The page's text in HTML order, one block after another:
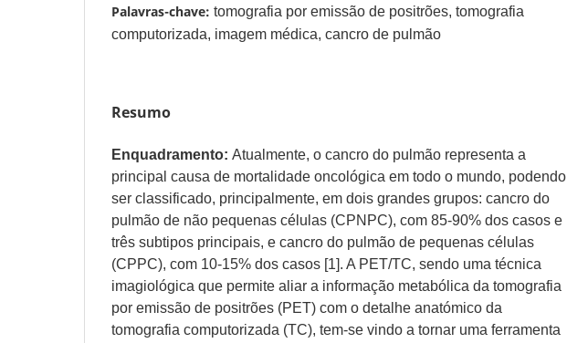
Palavras-chave: tomografia por emissão de positrões, tomografia
computorizada, imagem médica, cancro de pulmão
Resumo
Enquadramento: Atualmente, o cancro do pulmão representa a
principal causa de mortalidade oncológica em todo o mundo, podendo
ser classificado, principalmente, em dois grandes grupos: cancro do
pulmão de não pequenas células (CPNPC), com 85-90% dos casos e
três subtipos principais, e cancro do pulmão de pequenas células
(CPPC), com 10-15% dos casos [1]​. A PET/TC, sendo uma técnica
imagiológica que permite aliar a informação metabólica da tomografia
por emissão de positrões (PET) com o detalhe anatómico da
tomografia computorizada (TC), tem-se vindo a tornar uma ferramenta